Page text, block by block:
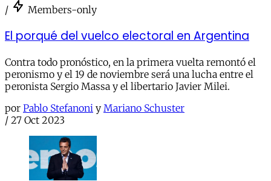
/ Members-only
El porqué del vuelco electoral en Argentina
Contra todo pronóstico, en la primera vuelta remontó el
peronismo y el 19 de noviembre será una lucha entre el
peronista Sergio Massa y el libertario Javier Milei.
por Pablo Stefanoni y Mariano Schuster
/ 27 Oct 2023